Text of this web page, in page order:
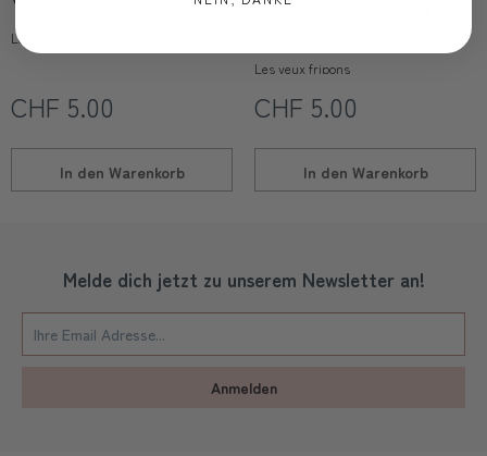
Les yeux fripons
CHF 5.00
In den Warenkorb
Les yeux fripons
CHF 5.00
In den Warenkorb
Melde dich jetzt zu unserem Newsletter an!
Anmelden